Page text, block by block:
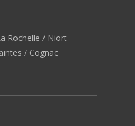
Rochelle / Niort
/ Cognac